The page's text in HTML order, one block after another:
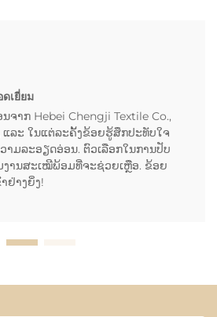
เยี่ยม
ຈາກ Hebei Chengji Textile Co.,
ແລະ ໃນແຕ່ລະຄັ້ງຂ້ອຍຮູ້ສຶກປະທັບໃຈ
ມລະອຽດອ່ອນ. ຕົວເລືອກໃນການປັບ
ງານສະເໝີພ້ອມທີ່ຈະຊ່ວຍເຫຼືອ. ຂ້ອຍ
ຢ່າງຍິ່ງ!